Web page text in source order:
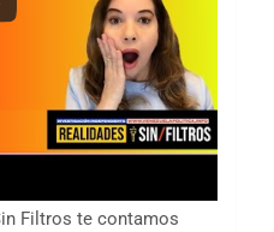
Filtros te contamos